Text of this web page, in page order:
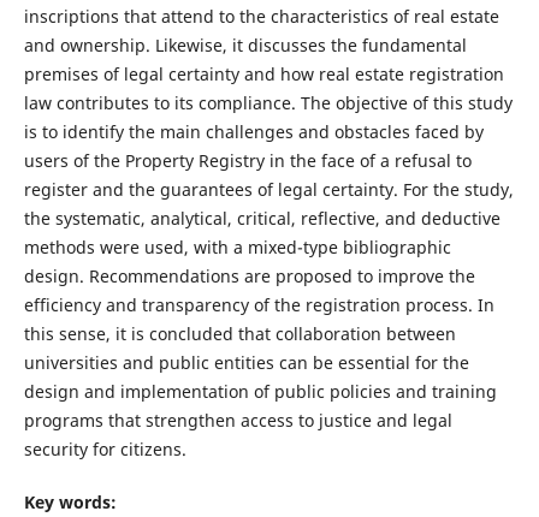
inscriptions that attend to the characteristics of real estate
and ownership. Likewise, it discusses the fundamental
premises of legal certainty and how real estate registration
law contributes to its compliance. The objective of this study
is to identify the main challenges and obstacles faced by
users of the Property Registry in the face of a refusal to
register and the guarantees of legal certainty. For the study,
the systematic, analytical, critical, reflective, and deductive
methods were used, with a mixed-type bibliographic
design. Recommendations are proposed to improve the
efficiency and transparency of the registration process. In
this sense, it is concluded that collaboration between
universities and public entities can be essential for the
design and implementation of public policies and training
programs that strengthen access to justice and legal
security for citizens.
Key words: